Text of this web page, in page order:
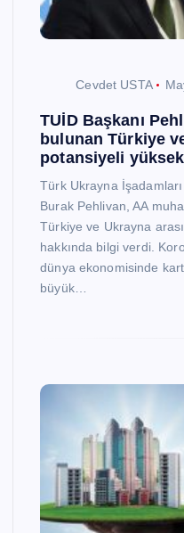
Cevdet USTA
TUİD Başkanı
bulunan Türkiye
potansiyeli yüksek
Türk Ukrayna
Burak Pehlivan, AA
Türkiye ve Ukrayna
hakkında bilgi verdi.
dünya ekonomisinde
büyük…